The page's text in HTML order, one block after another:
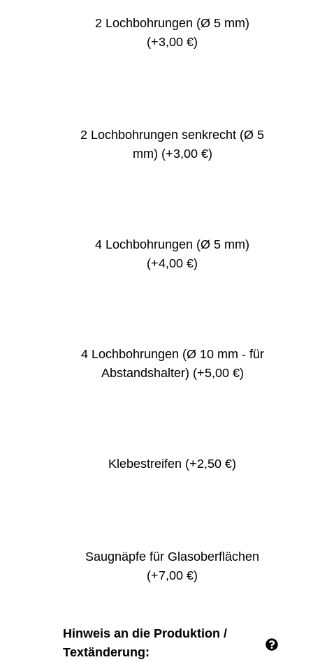
2 Lochbohrungen (Ø 5 mm)
(+3,00 €)
2 Lochbohrungen senkrecht (Ø 5
mm) (+3,00 €)
4 Lochbohrungen (Ø 5 mm)
(+4,00 €)
4 Lochbohrungen (Ø 10 mm - für
Abstandshalter) (+5,00 €)
Klebestreifen (+2,50 €)
Saugnäpfe für Glasoberflächen
(+7,00 €)
Hinweis an die Produktion /
Textänderung: